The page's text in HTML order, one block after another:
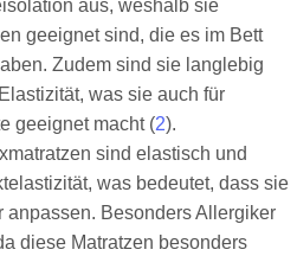
aus, weshalb sie
geeignet sind, die es im Bett
Zudem sind sie langlebig
was sie auch für
geeignet macht (2).
sind elastisch und
was bedeutet, dass sie
anpassen. Besonders Allergiker
diese Matratzen besonders